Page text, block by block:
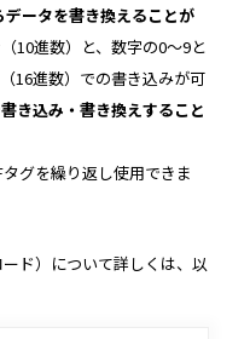
データを書き換えることが
10進数）と、数字の0～9と
16進数）での書き込みが可
き込み・書き換えすること
グを繰り返し使用できま
ド）について詳しくは、以